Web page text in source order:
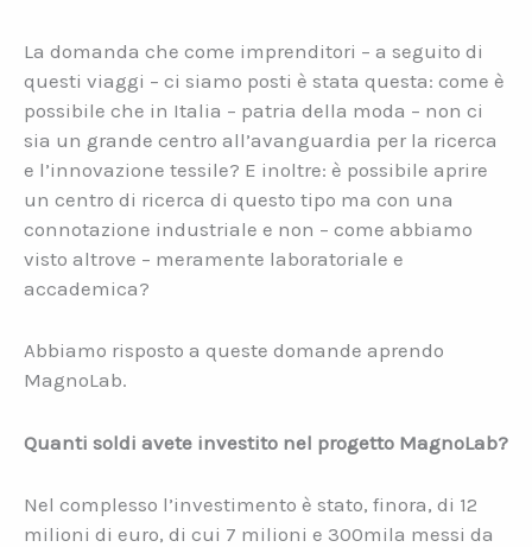
La domanda che come imprenditori – a seguito di
questi viaggi – ci siamo posti è stata questa: come è
possibile che in Italia – patria della moda – non ci
sia un grande centro all’avanguardia per la ricerca
e l’innovazione tessile? E inoltre: è possibile aprire
un centro di ricerca di questo tipo ma con una
connotazione industriale e non – come abbiamo
visto altrove – meramente laboratoriale e
accademica?
Abbiamo risposto a queste domande aprendo
MagnoLab.
Quanti soldi avete investito nel progetto MagnoLab?
Nel complesso l’investimento è stato, finora, di 12
milioni di euro, di cui 7 milioni e 300mila messi da